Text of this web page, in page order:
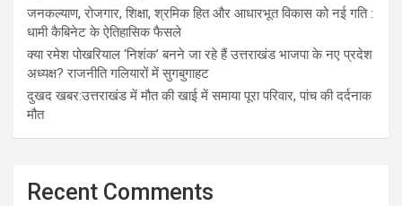
जनकल्याण, रोजगार, शिक्षा, श्रमिक हित और आधारभूत विकास को नई गति :
धामी कैबिनेट के ऐतिहासिक फैसले
क्या रमेश पोखरियाल ‘निशंक’ बनने जा रहे हैं उत्तराखंड भाजपा के नए प्रदेश
अध्यक्ष? राजनीति गलियारों में सुगबुगाहट
दुखद खबर:उत्तराखंड में मौत की खाई में समाया पूरा परिवार, पांच की दर्दनाक
मौत
Recent Comments